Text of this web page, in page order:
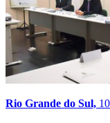
Rio Grande do Sul,